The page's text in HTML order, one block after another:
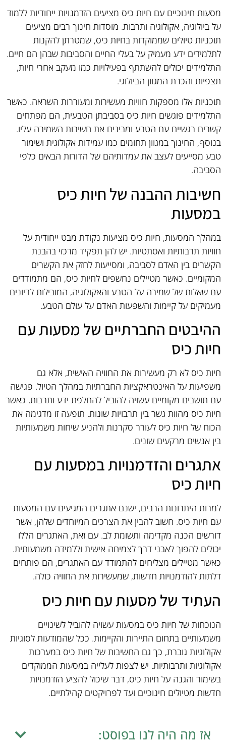
מסעות חינוכיים עם חיות כיס מציעים הזדמנויות ייחודיות ללמוד
על ביולוגיה, אקולוגיה ותרבות. מוסדות חינוך רבים מציעים
תוכניות טיולים שממוקדות בחיות כיס, שמטרתן להקנות
לתלמידים ידע מעמיק על בעלי החיים והסביבות שבהן הם חיים.
התלמידים יכולים להשתתף בפעילויות כמו מעקב אחרי חיות,
תצפיות והכרת המגוון הביולוגי.
תוכניות אלו מספקות חוויות מעשירות ומעוררות השראה. כאשר
התלמידים פוגשים חיות כיס בסביבתן הטבעית, הם מפתחים
קשרים רגשיים עם הטבע ומבינים את חשיבות השמירה עליו.
בנוסף, החינוך במגוון תחומים כמו עמידות אקולוגית ושימור
טבע מסייעים לעצב את עמדותיהם של הדורות הבאים כלפי
הסביבה.
חשיבות ההבנה של חיות כיס
במסעות
במהלך המסעות, חיות כיס מציעות נקודת מבט ייחודית על
חוויות תרבותיות ואסתטיות. יש להן תפקיד מרכזי בהבנת
הקשרים בין האדם לסביבה, ומסייעות לחזק את הקשרים
המקומיים. כאשר מטיילים נחשפים לחיות כיס, הם מתמודדים
עם שאלות של שמירה על הטבע והאקולוגיה, המובילות לדיונים
מעמיקים על קיימות והשפעות האדם על עולם הטבע.
ההיבטים החברתיים של מסעות עם
חיות כיס
חיות כיס לא רק מעשירות את החוויה האישית, אלא גם
משפיעות על האינטראקציות החברתיות במהלך הטיול. פגישה
עם תושבים מקומיים עשויה להוביל להחלפת ידע ותרבות, כאשר
חיות כיס מהוות גשר בין תרבויות שונות. תופעה זו מדגימה את
הכוח של חיות כיס לעורר סקרנות ולהניע שיחות משמעותיות
בין אנשים מרקעים שונים.
אתגרים והזדמנויות במסעות עם
חיות כיס
למרות היתרונות הרבים, ישנם אתגרים המגיעים עם המסעות
עם חיות כיס. חשוב להבין את הצרכים המיוחדים שלהן, אשר
דורשים הכנה מקדימה ותשומת לב. עם זאת, האתגרים הללו
יכולים להפוך לאבני דרך לצמיחה אישית וללמידה משמעותית.
כאשר מטיילים מצליחים להתמודד עם האתגרים, הם פותחים
דלתות להזדמנויות חדשות, שמעשירות את החוויה כולה.
העתיד של מסעות עם חיות כיס
הנוכחות של חיות כיס במסעות עשויה להוביל לשינויים
משמעותיים בתחום התיירות והקיימות. ככל שהמודעות לסוגיות
אקולוגיות גוברת, כך גם החשיבות של חיות כיס במערכות
אקולוגיות ותרבותיות. יש לצפות לעלייה במסעות הממוקדים
בשימור והגנה על חיות כיס, דבר שיכול להציע הזדמנויות
חדשות מטיולים חינוכיים ועד לפרויקטים קהילתיים.
אז מה היה לנו בפוסט: